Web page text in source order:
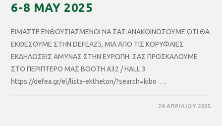
6-8 MAY 2025
ΕΙΜΑΣΤΕ ΕΝΘΟΥΣΙΑΣΜΕΝΟΙ ΝΑ ΣΑΣ ΑΝΑΚΟΙΝΩΣΟΥΜΕ ΟΤΙ ΘΑ
ΕΚΘΕΣΟΥΜΕ ΣΤΗΝ DEFEA25, ΜΙΑ ΑΠΟ ΤΙΣ ΚΟΡΥΦΑΙΕΣ
ΕΚΔΗΛΩΣΕΙΣ ΑΜΥΝΑΣ ΣΤΗΝ ΕΥΡΩΠΗ. ΣΑΣ ΠΡΟΣΚΑΛΟΥΜΕ
ΣΤΟ ΠΕΡΙΠΤΕΡΟ ΜΑΣ BOOTH Α32 / HALL 3
https://defea.gr/el/lista-ektheton/?search=kibo …
29 ΑΠΡΙΛΊΟΥ 2025